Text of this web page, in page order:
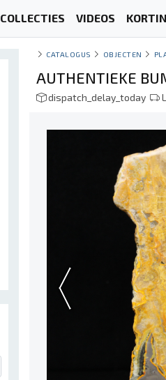
COLLECTIES VIDEOS
CATALOGUS OBJECTEN
AUTHENTIEKE
dispatch_delay_today